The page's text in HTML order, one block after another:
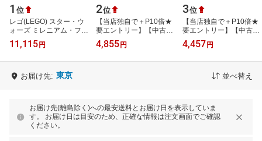
1 位
レゴ(LEGO) スター・ウ
ォーズ ミレニアム・ファ
ルコン 75375(1個)【レ
ゴ(LEGO)】[おもちゃ 玩
11,115 円
2位
【当店独自で＋P10倍★
要エントリー】【中古】
[PTM] 1/20 S.A.F.S. type
R ラクーン マシーネンク
4,855 円
3位
【当店独自で＋P10倍★
要エントリー】【中古】
[PTM] 1/72 Yウイング・
スターファイター STAR
4,457 円
お届け先: 東京 並べ替え
お届け先(離島除く)への最安送料とお届け日を表示していま
す。 お届け日は目安のため、正確な情報は注文画面でご確認
ください。